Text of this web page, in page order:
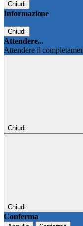
Chiudi
Informazione
Chiudi
Attendere...
Attendere il
Chiudi
Chiudi
Conferma